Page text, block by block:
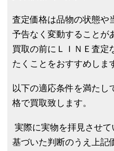
査定価格は品物の状態や
予告なく変動することが
買取の前にＬＩＮＥ査定
たくことをおすすめしま
以下の適応条件を満たし
格で買取致します。
実際に実物を拝見させ
基づいた判断のうえ上記